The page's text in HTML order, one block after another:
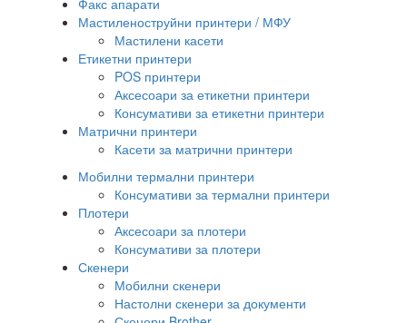
Факс апарати
Мастиленоструйни принтери / МФУ
Мастилени касети
Етикетни принтери
POS принтери
Аксесоари за етикетни принтери
Консумативи за етикетни принтери
Матрични принтери
Касети за матрични принтери
Мобилни термални принтери
Консумативи за термални принтери
Плотери
Аксесоари за плотери
Консумативи за плотери
Скенери
Мобилни скенери
Настолни скенери за документи